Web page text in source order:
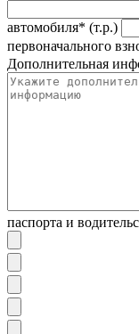
автомобиля* (т.р.)
первоначального
Дополнительная
паспорта и